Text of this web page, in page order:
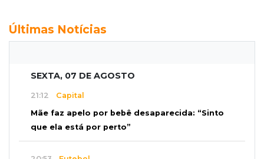
Últimas Notícias
SEXTA, 07 DE AGOSTO
21:12 Capital
Mãe faz apelo por bebê desaparecida: “Sinto
que ela está por perto”